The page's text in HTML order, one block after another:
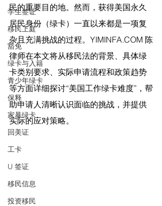
学生签证
移民上庭
豁免
绿卡与入籍
青少年绿卡
保释
家暴绿卡
回美证
工卡
U 签证
移民信息
投资移民
民的重要目的地。然而，获得美国永久
居民身份（绿卡）一直以来都是一项复
杂且充满挑战的过程。 YIMINFA.COM 陈
律师在本文将从移民法的背景、具体绿
卡类别要求、实际申请流程和政策趋势
等方面详细探讨“美国工作绿卡难度”，帮
助申请人清晰认识面临的挑战，并提供
实际的应对策略。